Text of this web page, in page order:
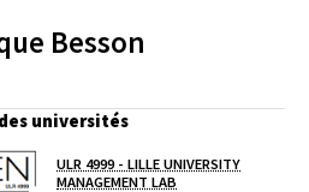
Besson
universités
ULR 4999 - LILLE UNIVERSITY
MANAGEMENT LAB